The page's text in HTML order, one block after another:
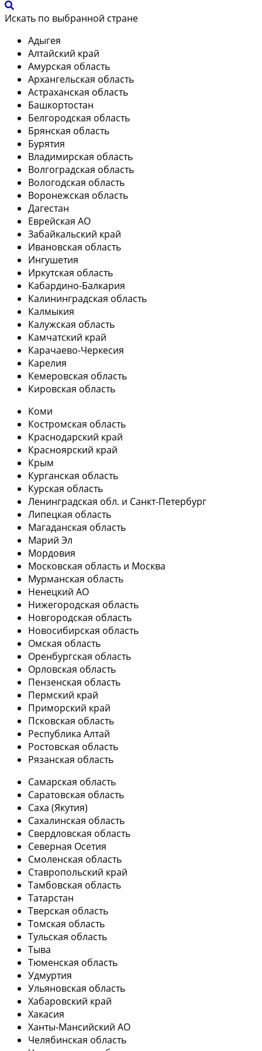
Искать по выбранной стране
Адыгея
Алтайский край
Амурская область
Архангельская область
Астраханская область
Башкортостан
Белгородская область
Брянская область
Бурятия
Владимирская область
Волгоградская область
Вологодская область
Воронежская область
Дагестан
Еврейская АО
Забайкальский край
Ивановская область
Ингушетия
Иркутская область
Кабардино-Балкария
Калининградская область
Калмыкия
Калужская область
Камчатский край
Карачаево-Черкесия
Карелия
Кемеровская область
Кировская область
Коми
Костромская область
Краснодарский край
Красноярский край
Крым
Курганская область
Курская область
Ленинградская обл. и Санкт-Петербург
Липецкая область
Магаданская область
Марий Эл
Мордовия
Московская область и Москва
Мурманская область
Ненецкий АО
Нижегородская область
Новгородская область
Новосибирская область
Омская область
Оренбургская область
Орловская область
Пензенская область
Пермский край
Приморский край
Псковская область
Республика Алтай
Ростовская область
Рязанская область
Самарская область
Саратовская область
Саха (Якутия)
Сахалинская область
Свердловская область
Северная Осетия
Смоленская область
Ставропольский край
Тамбовская область
Татарстан
Тверская область
Томская область
Тульская область
Тыва
Тюменская область
Удмуртия
Ульяновская область
Хабаровский край
Хакасия
Ханты-Мансийский АО
Челябинская область